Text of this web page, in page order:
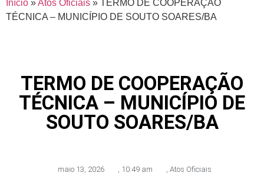
Início »Atos Oficiais » TERMO DE COOPERAÇÃO
TÉCNICA – MUNICÍPIO DE SOUTO SOARES/BA
TERMO DE COOPERAÇÃO
TÉCNICA – MUNICÍPIO DE
SOUTO SOARES/BA
maio 13, 2026 , 10:49 am , Atos Oficiais